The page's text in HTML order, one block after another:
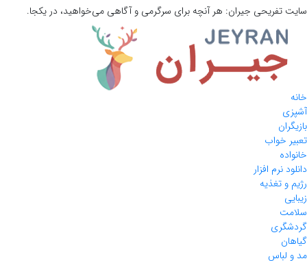
سایت تفریحی جیران: هر آنچه برای سرگرمی و آگاهی می‌خواهید، در یکجا.
خانه
آشپزی
بازیگران
تعبیر خواب
خانواده
دانلود نرم افزار
رژیم و تغذیه
زیبایی
سلامت
گردشگری
گیاهان
مد و لباس